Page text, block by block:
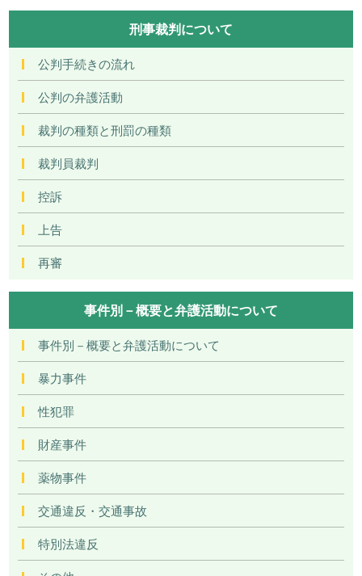
刑事裁判について
公判手続きの流れ
公判の弁護活動
裁判の種類と刑罰の種類
裁判員裁判
控訴
上告
再審
事件別－概要と弁護活動について
事件別－概要と弁護活動について
暴力事件
性犯罪
財産事件
薬物事件
交通違反・交通事故
特別法違反